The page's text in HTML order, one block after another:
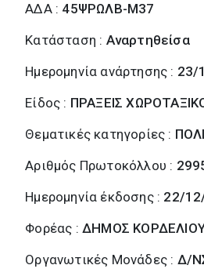
ΑΔΑ : 45ΨΡΩΛΒ-Μ37
Κατάσταση : Αναρτηθείσα
Ημερομηνία ανάρτησης : 23/
Είδος : ΠΡΑΞΕΙΣ
Θεματικές κατηγορίες :
Αριθμός Πρωτοκόλλου :
Ημερομηνία έκδοσης : 22/
Φορέας :ΔΗΜΟΣ
Οργανωτικές Μονάδες : Δ/